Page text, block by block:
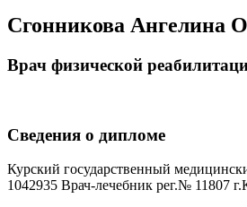
Сгонникова Ангелина
Врач физической
Сведения о дипломе
Курский государственный
1042935 Врач-лечебник рег.№ 11807